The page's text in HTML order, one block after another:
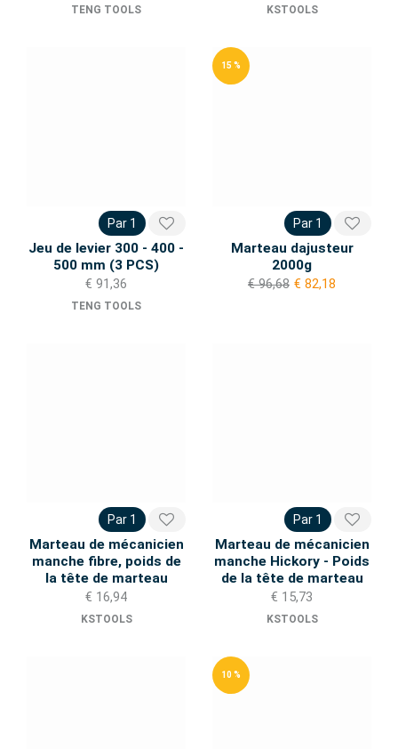
TENG TOOLS KSTOOLS
Par 1
Jeu de levier 300 - 400 -
500 mm (3 PCS)
€ 91,36
TENG TOOLS
15 %
Par 1
Marteau dajusteur
2000g
€ 96,68 € 82,18
Par 1
Marteau de mécanicien
manche fibre, poids de
la tête de marteau
€ 16,94
KSTOOLS
Par 1
Marteau de mécanicien
manche Hickory - Poids
de la tête de marteau
€ 15,73
KSTOOLS
10 %